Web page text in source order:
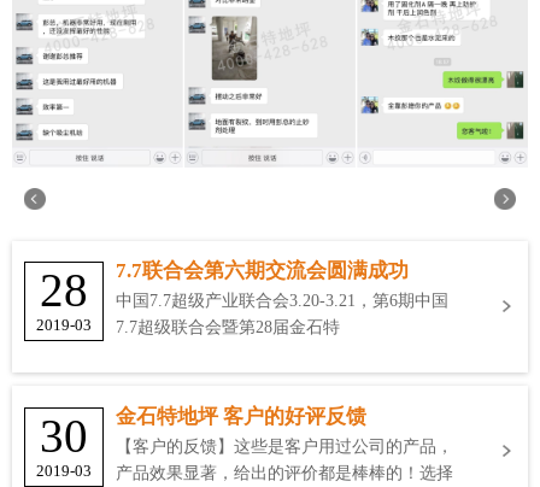
28
2019-03
7.7联合会第六期交流会圆满成功
中国7.7超级产业联合会3.20-3.21，第6期中国
7.7超级联合会暨第28届金石特
30
2019-03
金石特地坪 客户的好评反馈
【客户的反馈】这些是客户用过公司的产品，
产品效果显著，给出的评价都是棒棒的！选择